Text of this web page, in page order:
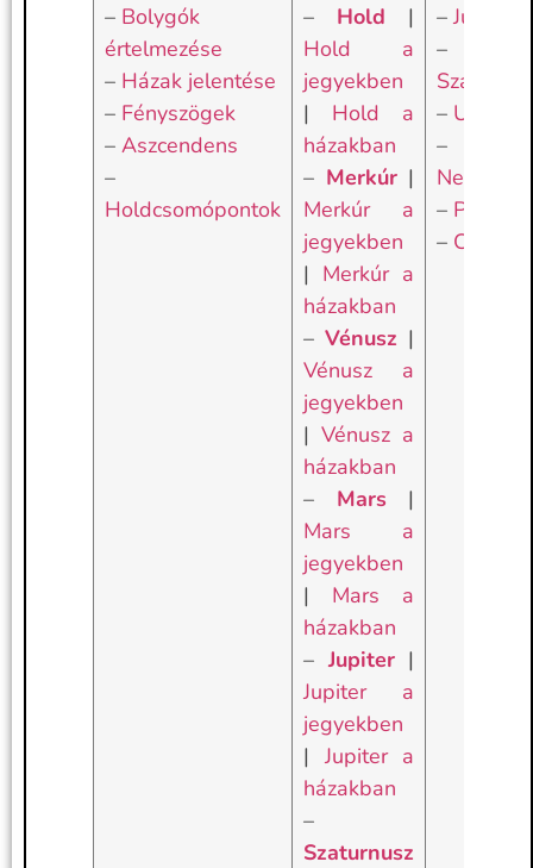
– Bolygók
értelmezése
– Házak jelentése
– Fényszögek
– Aszcendens
–
Holdcsomópontok
– Hold
|
Hold a
jegyekben
| Hold a
házakban
– Merkúr |
Merkúr a
jegyekben
| Merkúr a
házakban
– Vénusz |
Vénusz a
jegyekben
| Vénusz a
házakban
– Mars
|
Mars a
jegyekben
| Mars a
házakban
–Jupiter |
Jupiter a
jegyekben
|Jupiter a
házakban
–
Szaturnusz
–Jupiter
–
– Uránusz
–
– Plútó
– Chiron